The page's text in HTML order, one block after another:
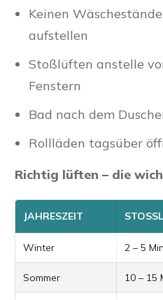
Keinen
aufstellen
Stoßlüften anstelle
Fenstern
Bad nach dem
Rollläden tagsüber
Richtig lüften – die
JAHRESZEIT
Winter 2 – 5
Sommer 10 – 15